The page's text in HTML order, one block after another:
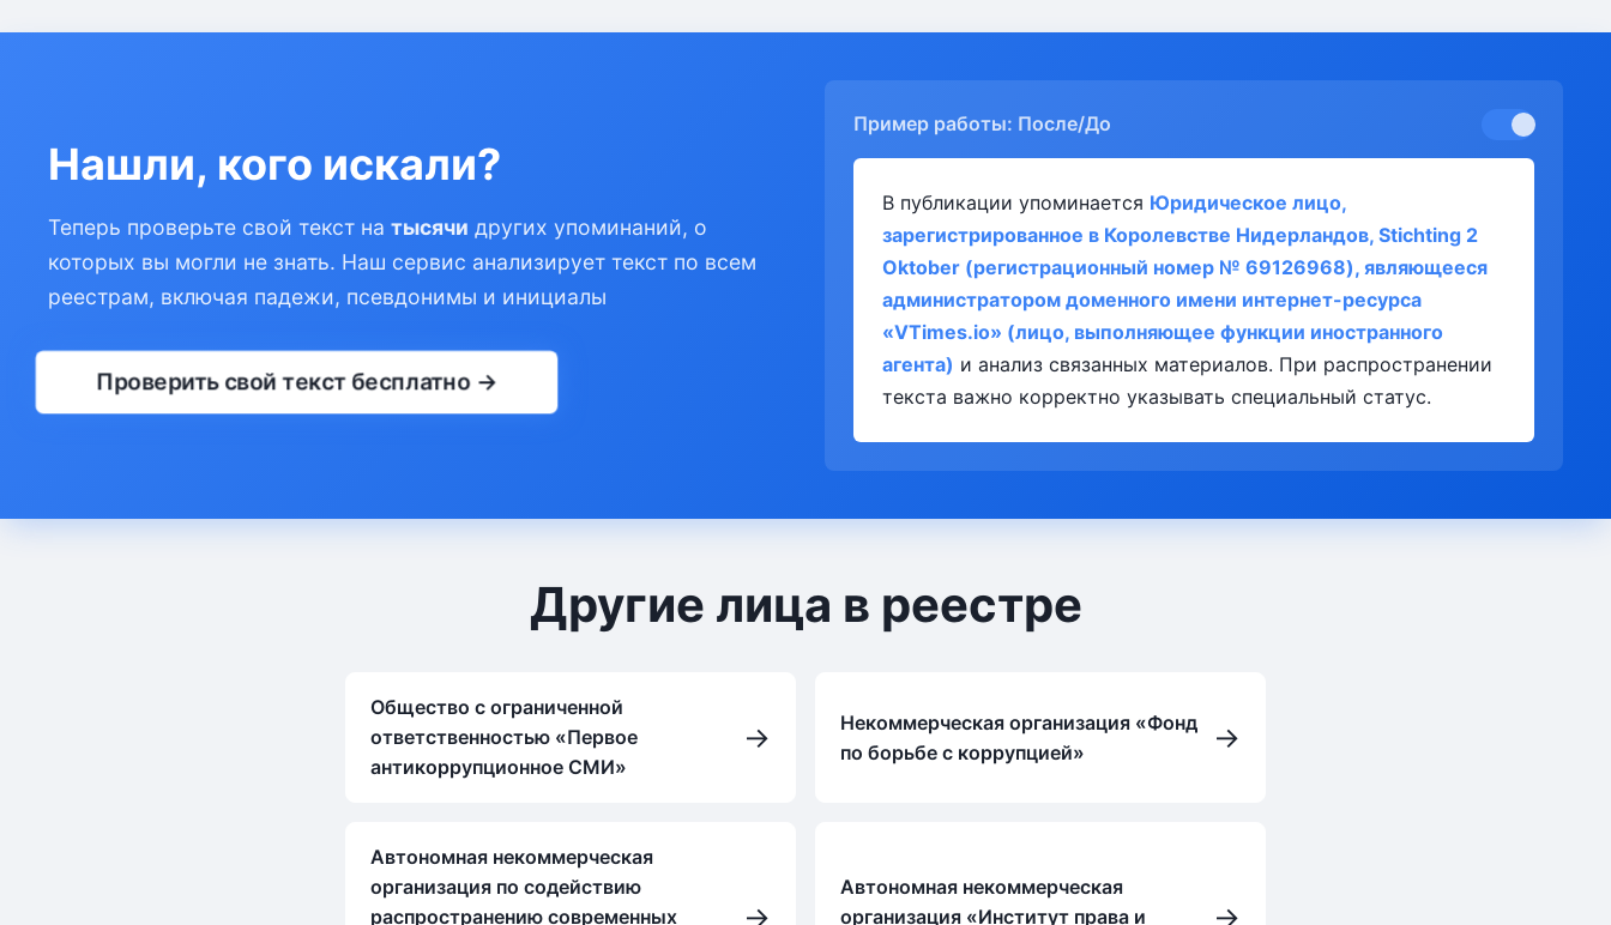
Нашли, кого искали?
Теперь проверьте свой текст на тысячи других упоминаний, о
которых вы могли не знать. Наш сервис анализирует текст по всем
реестрам, включая падежи, псевдонимы и инициалы
Проверить свой текст бесплатно →
Пример работы: После/До
В публикации упоминается Юридическое лицо,
зарегистрированное в Королевстве Нидерландов, Stichting 2
Oktober (регистрационный номер № 69126968), являющееся
администратором доменного имени интернет-ресурса
«VTimes.io» (лицо, выполняющее функции иностранного
агента) и анализ связанных материалов. При распространении
текста важно корректно указывать специальный статус.
Другие лица в реестре
Общество с ограниченной
ответственностью «Первое
антикоррупционное СМИ»
→
Некоммерческая организация «Фонд
по борьбе с коррупцией»
→
Автономная некоммерческая
организация по содействию
распространению современных
→
Автономная некоммерческая
организация «Институт права и
→